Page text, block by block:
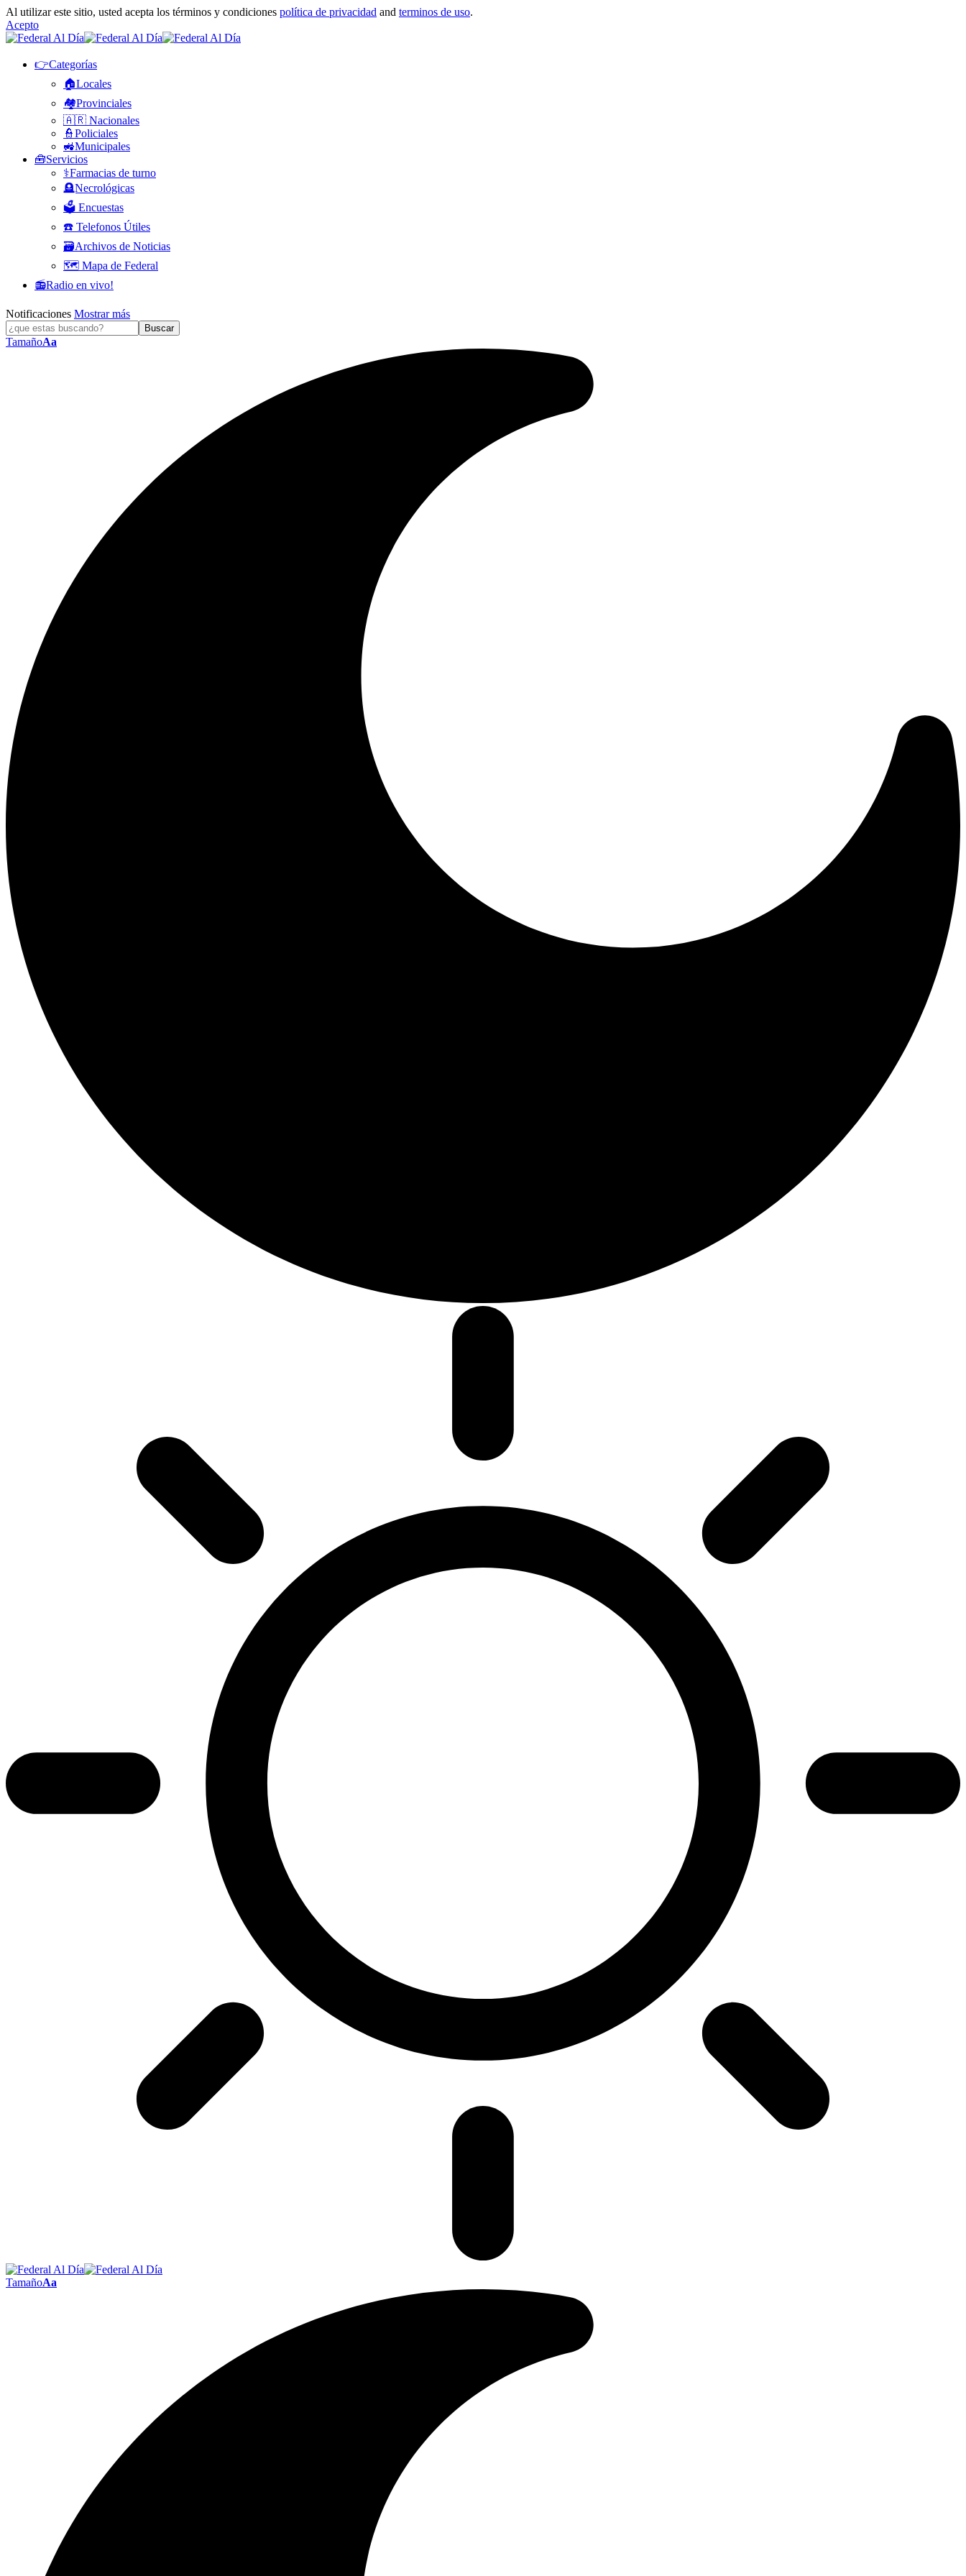
Al utilizar este sitio, usted acepta los términos y condiciones política de privacidad and terminos de uso.
Acepto
👉Categorías
🏠Locales
🏘️Provinciales
🇦🇷 Nacionales
👮Policiales
🚜Municipales
🧰Servicios
⚕️Farmacias de turno
🪦Necrológicas
🗳️ Encuestas
☎️ Telefonos Útiles
🗃️Archivos de Noticias
🗺️ Mapa de Federal
📻Radio en vivo!
Notificaciones Mostrar más
TamañoAa
TamañoAa